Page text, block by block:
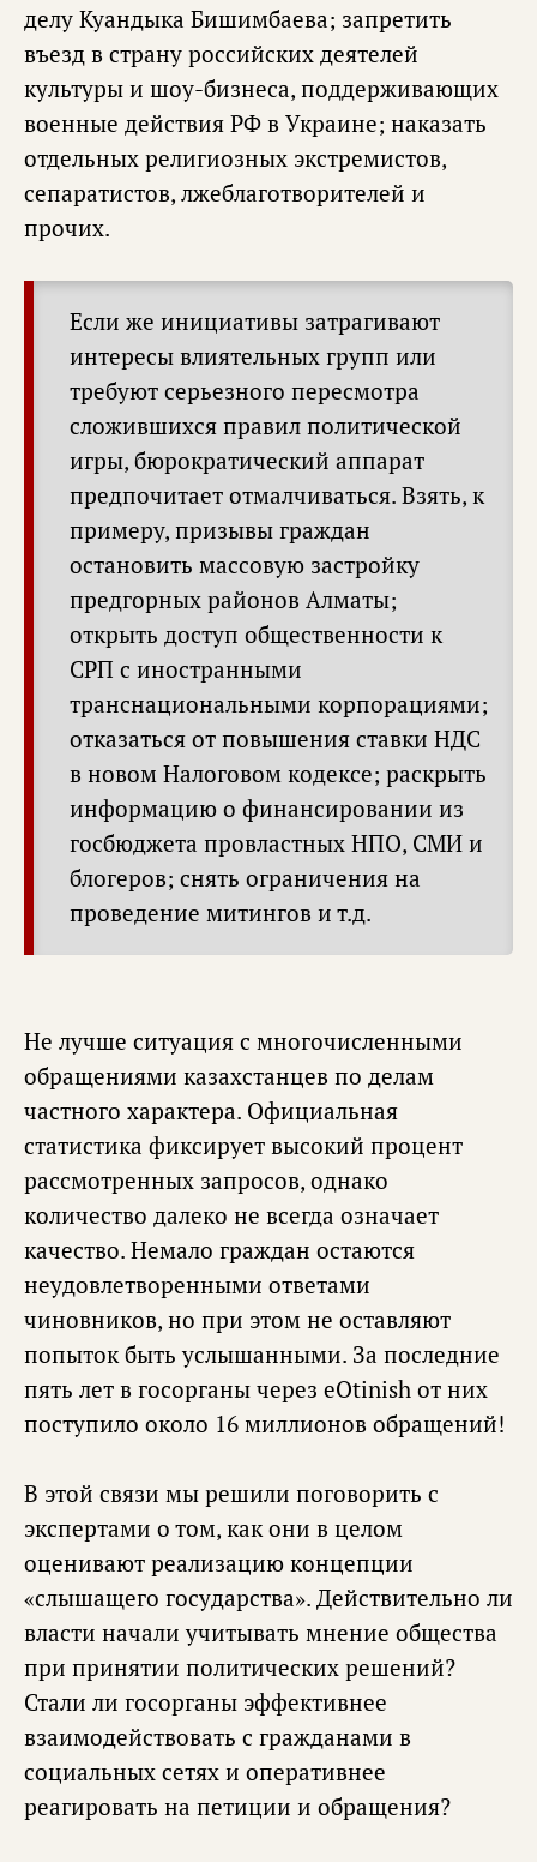
делу Куандыка Бишимбаева; запретить
въезд в страну российских деятелей
культуры и шоу-бизнеса, поддерживающих
военные действия РФ в Украине; наказать
отдельных религиозных экстремистов,
сепаратистов, лжеблаготворителей и
прочих.
Если же инициативы затрагивают
интересы влиятельных групп или
требуют серьезного пересмотра
сложившихся правил политической
игры, бюрократический аппарат
предпочитает отмалчиваться. Взять, к
примеру, призывы граждан
остановить массовую застройку
предгорных районов Алматы;
открыть доступ общественности к
СРП с иностранными
транснациональными корпорациями;
отказаться от повышения ставки НДС
в новом Налоговом кодексе; раскрыть
информацию о финансировании из
госбюджета провластных НПО, СМИ и
блогеров; снять ограничения на
проведение митингов и т.д.
Не лучше ситуация с многочисленными
обращениями казахстанцев по делам
частного характера. Официальная
статистика фиксирует высокий процент
рассмотренных запросов, однако
количество далеко не всегда означает
качество. Немало граждан остаются
неудовлетворенными ответами
чиновников, но при этом не оставляют
попыток быть услышанными. За последние
пять лет в госорганы через eOtinish от них
поступило около 16 миллионов обращений!
В этой связи мы решили поговорить с
экспертами о том, как они в целом
оценивают реализацию концепции
«слышащего государства». Действительно ли
власти начали учитывать мнение общества
при принятии политических решений?
Стали ли госорганы эффективнее
взаимодействовать с гражданами в
социальных сетях и оперативнее
реагировать на петиции и обращения?